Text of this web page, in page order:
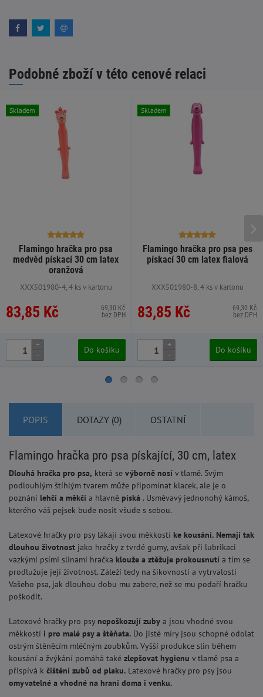
Podobné zboží v této cenové relaci
Flamingo hračka pro psa
medvěd pískací 30 cm latex
oranžová
XXX501980-4, 4 ks v kartonu
83,85 Kč
69,30 Kč
bez DPH
Skladem
+
-
Do košíku
Flamingo hračka pro psa pes
pískací 30 cm latex fialová
XXX501980-8, 4 ks v kartonu
83,85 Kč
69,30 Kč
bez DPH
Skladem
+
-
Do košíku
POPIS DOTAZY (0) OSTATNÍ
Flamingo hračka pro psa pískající, 30 cm, latex
Dlouhá hračka pro psa, která se výborně nosí v tlamě. Svým
podlouhlým štíhlým tvarem může připomínat klacek, ale je o
poznání lehčí a měkčí a hlavně píská . Usměvavý jednonohý kámoš,
kterého váš pejsek bude nosit všude s sebou.
Latexové hračky pro psy lákají svou měkkostí ke kousání. Nemají tak
dlouhou životnost jako hračky z tvrdé gumy, avšak při lubrikaci
vazkými psími slinami hračka klouže a ztěžuje prokousnutí a tím se
prodlužuje její životnost. Záleží tedy na šikovnosti a vytrvalosti
Vašeho psa, jak dlouhou dobu mu zabere, než se mu podaří hračku
poškodit.
Latexové hračky pro psy nepoškozují zuby a jsou vhodné svou
měkkostí i pro malé psy a štěňata. Do jisté míry jsou schopné odolat
ostrým štěněcím mléčným zoubkům. Vyšší produkce slin během
kousání a žvýkání pomáhá také zlepšovat hygienu v tlamě psa a
přispívá k čištění zubů od plaku. Latexové hračky pro psy jsou
omyvatelné a vhodné na hraní doma i venku.